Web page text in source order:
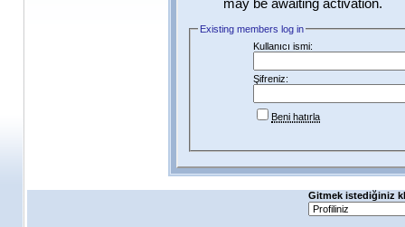
may be awaiting activation.
Existing members log in
Kullanıcı ismi:
Şifreniz:
Beni hatırla
Gitmek istediğiniz